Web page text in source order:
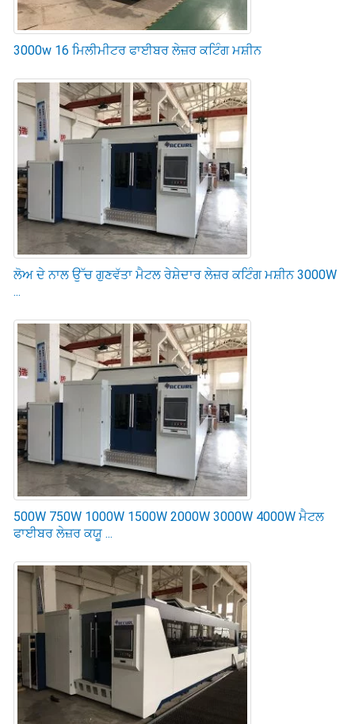
3000w 16 ਮਿਲੀਮੀਟਰ ਫਾਈਬਰ ਲੇਜ਼ਰ ਕਟਿੰਗ ਮਸ਼ੀਨ
ਲੋਅ ਦੇ ਨਾਲ ਉੱਚ ਗੁਣਵੱਤਾ ਮੈਟਲ ਰੇਸ਼ੇਦਾਰ ਲੇਜ਼ਰ ਕਟਿੰਗ ਮਸ਼ੀਨ 3000W
...
500W 750W 1000W 1500W 2000W 3000W 4000W ਮੈਟਲ
ਫਾਈਬਰ ਲੇਜ਼ਰ ਕਯੂ ...